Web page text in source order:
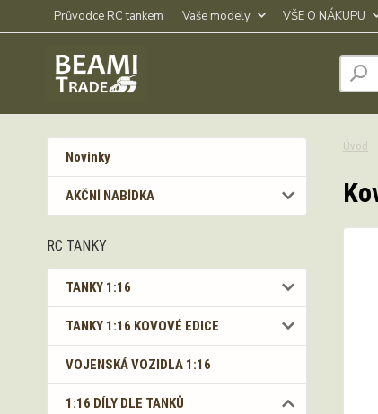
Průvodce RC tankem Vaše modely VŠE O NÁKUPU
Novinky
AKČNÍ NABÍDKA
RC TANKY
TANKY 1:16
TANKY 1:16 KOVOVÉ EDICE
VOJENSKÁ VOZIDLA 1:16
1:16 DÍLY DLE TANKŮ
Úvod